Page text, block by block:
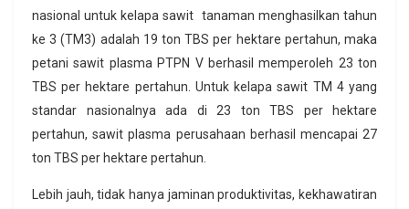
nasional untuk kelapa sawit tanaman menghasilkan tahun
ke 3 (TM3) adalah 19 ton TBS per hektare pertahun, maka
petani sawit plasma PTPN V berhasil memperoleh 23 ton
TBS per hektare pertahun. Untuk kelapa sawit TM 4 yang
standar nasionalnya ada di 23 ton TBS per hektare
pertahun, sawit plasma perusahaan berhasil mencapai 27
ton TBS per hektare pertahun.
Lebih jauh, tidak hanya jaminan produktivitas, kekhawatiran